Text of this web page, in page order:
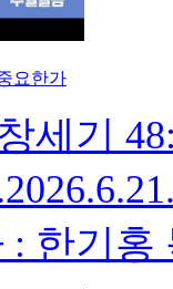
요한가
세기
: 한기홍